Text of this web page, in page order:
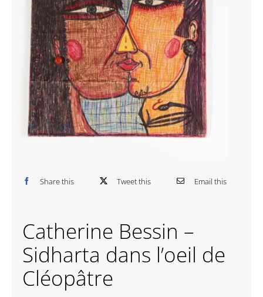
Area revue)s(
Area antic
Blog
À propos
Share this Tweet this Email this
Catherine Bessin –
Sidharta dans l’oeil de
Cléopâtre